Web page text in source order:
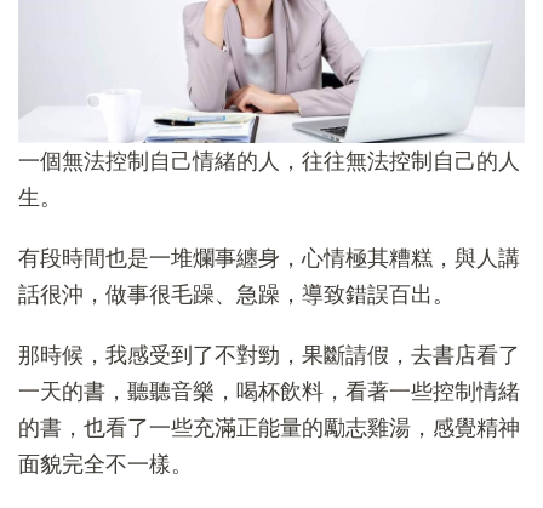
一個無法控制自己情緒的人，往往無法控制自己的人
生。
有段時間也是一堆爛事纏身，心情極其糟糕，與人講
話很沖，做事很毛躁、急躁，導致錯誤百出。
那時候，我感受到了不對勁，果斷請假，去書店看了
一天的書，聽聽音樂，喝杯飲料，看著一些控制情緒
的書，也看了一些充滿正能量的勵志雞湯，感覺精神
面貌完全不一樣。